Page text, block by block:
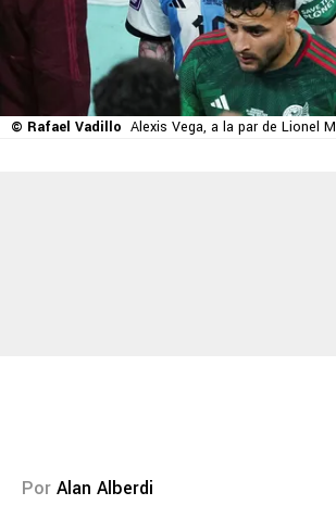
© Rafael Vadillo Alexis Vega, a la par de Lionel
Por Alan Alberdi